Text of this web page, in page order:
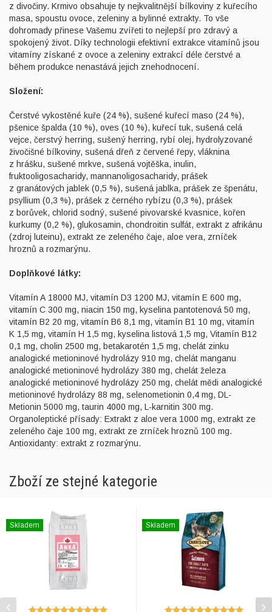
z divočiny. Krmivo obsahuje ty nejkvalitnější bílkoviny z kuřecího
masa, spoustu ovoce, zeleniny a bylinné extrakty. To vše
dohromady přinese Vašemu zvířeti to nejlepší pro zdravý a
spokojený život. Díky technologii efektivní extrakce vitamínů jsou
vitamíny získané z ovoce a zeleniny extrakcí déle čerstvé a
během produkce nenastává jejich znehodnocení.
Složení:
Čerstvé vykostěné kuře (24 %), sušené kuřecí maso (24 %),
pšenice špalda (10 %), oves (10 %), kuřecí tuk, sušená celá
vejce, čerstvý herring, sušený herring, rybí olej, hydrolyzované
živočišné bílkoviny, sušená dřeň z červené řepy, vláknina
z hrášku, sušené mrkve, sušená vojtěška, inulin,
fruktooligosacha­ridy, mannanoligosacha­ridy, prášek
z granátových jablek (0,5 %), sušená jablka, prášek ze špenátu,
psyllium (0,3 %), prášek z černého rybízu (0,3 %), prášek
z borůvek, chlorid sodný, sušené pivovarské kvasnice, kořen
kurkumy (0,2 %), glukosamin, chondroitin sulfát, extrakt z afrikánu
(zdroj luteinu), extrakt ze zeleného čaje, aloe vera, zrníček
hroznů a rozmarýnu.
Doplňkové látky:
Vitamín A 18000 MJ, vitamín D3 1200 MJ, vitamín E 600 mg,
vitamín C 300 mg, niacin 150 mg, kyselina pantotenová 50 mg,
vitamín B2 20 mg, vitamín B6 8,1 mg, vitamín B1 10 mg, vitamín
K 1,5 mg, vitamín H 1,5 mg, kyselina listová 1,5 mg, Vitamín B12
0,1 mg, cholin 2500 mg, betakarotén 1,5 mg, chelát zinku
analogické metioninové hydrolázy 910 mg, chelát manganu
analogické metioninové hydrolázy 380 mg, chelát železa
analogické metioninové hydrolázy 250 mg, chelát mědi analogické
metioninové hydrolázy 88 mg, selenometionin 0,4 mg, DL-
Metionin 5000 mg, taurin 4000 mg, L-karnitin 300 mg.
Organoleptické přísady: Extrakt z aloe vera 1000 mg, extrakt ze
zeleného čaje 100 mg, extrakt ze zrníček hroznů 100 mg.
Antioxidanty: extrakt z rozmarýnu.
Zboží ze stejné kategorie
Skladem Skladem